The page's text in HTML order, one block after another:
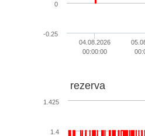
04.08.2026
00:00:00
-0.25
0
rezerva
1.4
1.425